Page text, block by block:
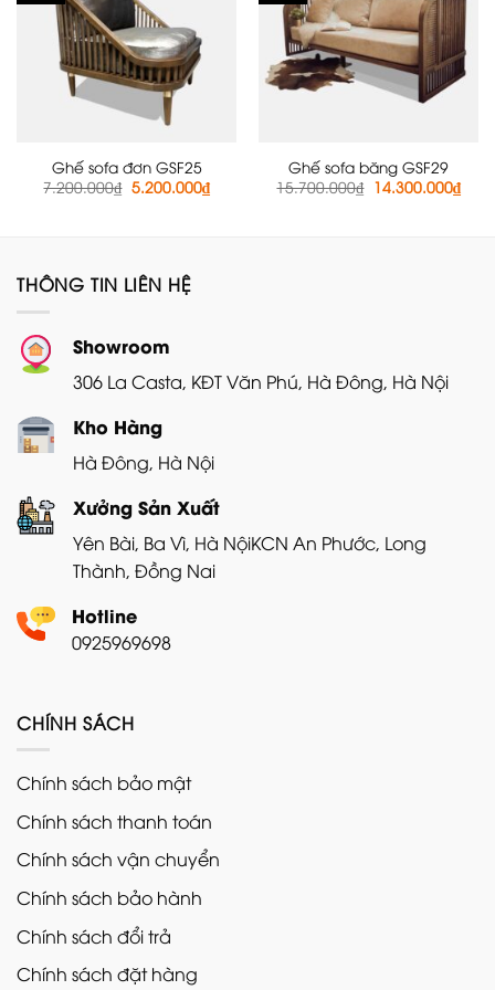
Ghế sofa đơn GSF25
7.200.000₫ Giá
gốc
5.200.000₫Giá
hiện
Ghế sofa băng GSF29
15.700.000₫ Giá
gốc
14.300.000₫Giá
hiện
THÔNG TIN LIÊN HỆ
Showroom
306 La Casta, KĐT Văn Phú, Hà Đông, Hà Nội
Kho Hàng
Hà Đông, Hà Nội
Xưởng Sản Xuất
Yên Bài, Ba Vì, Hà NộiKCN An Phước, Long
Thành, Đồng Nai
Hotline
0925969698
CHÍNH SÁCH
Chính sách bảo mật
Chính sách thanh toán
Chính sách vận chuyển
Chính sách bảo hành
Chính sách đổi trả
Chính sách đặt hàng